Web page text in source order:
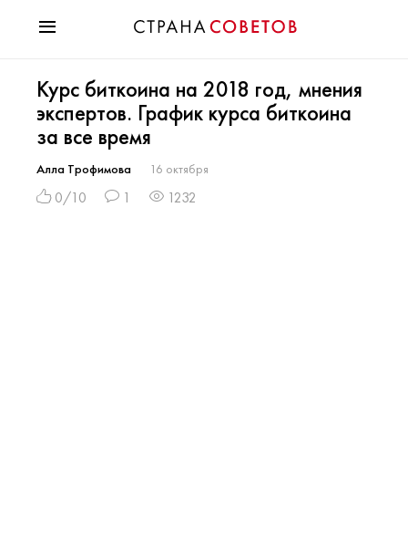
Мода
Звезды
Гороскопы
Здоровье
Психология
Курс биткоина на 2018 год, мнения
экспертов. График курса биткоина
за все время
Алла Трофимова 16 октября
0/10 1 1232